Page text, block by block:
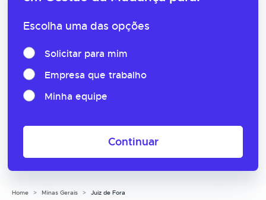
Escolha uma das opções
Solicitar para mim
Empresa que trabalho
Minha equipe
Continuar
Home Minas Gerais Juiz de Fora